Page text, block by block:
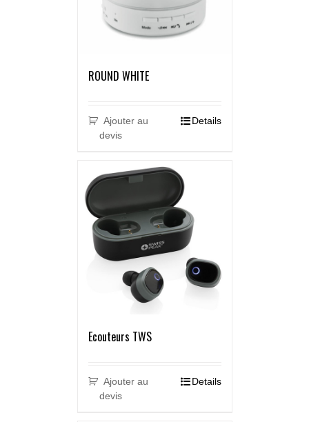
ROUND WHITE
Ajouter au
devis
Details
Ecouteurs TWS
Ajouter au
devis
Details